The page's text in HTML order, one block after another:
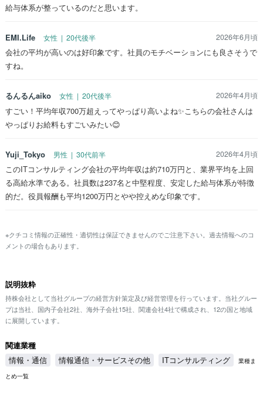
給与体系が整っているのだと思います。
EMI.Life 女性 | 20代後半 2026年6月頃
会社の平均が高いのは好印象です。社員のモチベーションにも良さそうで
すね。
るんるんaiko 女性 | 20代後半 2026年4月頃
すごい！平均年収700万超えってやっぱり高いよね✨こちらの会社さんは
やっぱりお給料もすごいみたい😊
Yuji_Tokyo 男性 | 30代前半 2026年4月頃
このITコンサルティング会社の平均年収は約710万円と、業界平均を上回
る高給水準である。社員数は237名と中堅程度、安定した給与体系が特徴
的だ。役員報酬も平均1200万円とやや控えめな印象です。
※クチコミ情報の正確性・適切性は保証できませんのでご注意下さい。過去情報へのコ
メントの場合もあります。
説明抜粋
持株会社として当社グループの経営方針策定及び経営管理を行っています。当社グルー
プは当社、国内子会社2社、海外子会社15社、関連会社4社で構成され、12の国と地域
に展開しています。
関連業種
情報・通信
情報通信・サービスその他 ITコンサルティング
業種ま
とめ一覧